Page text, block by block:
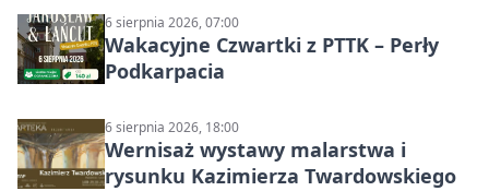
6 sierpnia 2026, 07:00
Wakacyjne Czwartki z PTTK – Perły
Podkarpacia
6 sierpnia 2026, 18:00
Wernisaż wystawy malarstwa i
rysunku Kazimierza Twardowskiego